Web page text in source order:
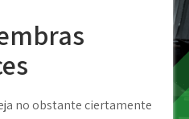
no obstante ciertamente